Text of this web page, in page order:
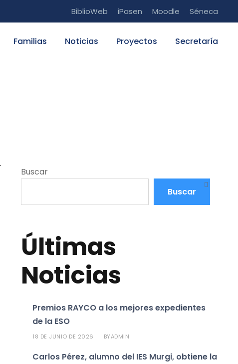
BiblioWeb iPasen Moodle Séneca
Familias Noticias Proyectos Secretaría
Buscar
Buscar
Últimas
Noticias
Premios RAYCO a los mejores expedientes
de la ESO
18 DE JUNIO DE 2026 BYADMIN
Carlos Pérez, alumno del IES Murgi, obtiene la